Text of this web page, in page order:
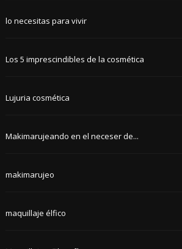
lo necesitas para vivir
Los 5 imprescindibles de la cosmética
Lujuria cosmética
Makimarujeando en el neceser de...
makimarujeo
maquillaje élfico